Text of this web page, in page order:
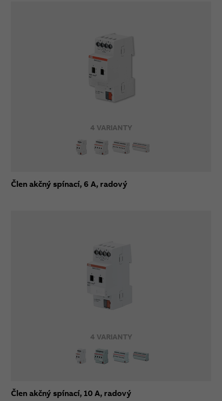
4 VARIANTY
Člen akčný spínací, 6 A, radový
4 VARIANTY
Člen akčný spínací, 10 A, radový